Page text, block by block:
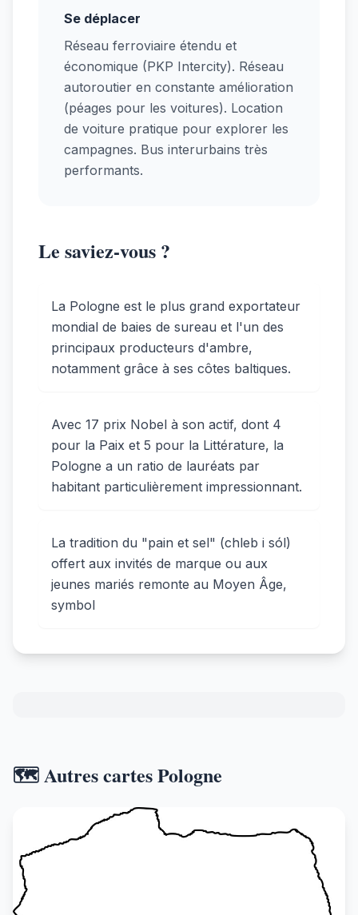
Se déplacer
Réseau ferroviaire étendu et
économique (PKP Intercity). Réseau
autoroutier en constante amélioration
(péages pour les voitures). Location
de voiture pratique pour explorer les
campagnes. Bus interurbains très
performants.
Le saviez-vous ?
La Pologne est le plus grand exportateur
mondial de baies de sureau et l'un des
principaux producteurs d'ambre,
notamment grâce à ses côtes baltiques.
Avec 17 prix Nobel à son actif, dont 4
pour la Paix et 5 pour la Littérature, la
Pologne a un ratio de lauréats par
habitant particulièrement impressionnant.
La tradition du "pain et sel" (chleb i sól)
offert aux invités de marque ou aux
jeunes mariés remonte au Moyen Âge,
symbol
🗺️ Autres cartes Pologne